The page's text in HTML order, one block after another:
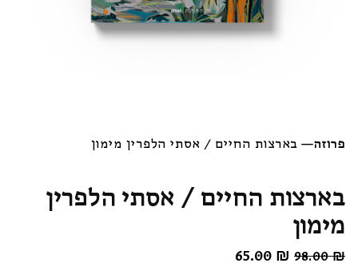
פרוזה— בארצות החיים / אסתי הלפרין מימון
בארצות החיים / אסתי הלפרין
מימון
98.00₪
המחיר
65.00 ₪